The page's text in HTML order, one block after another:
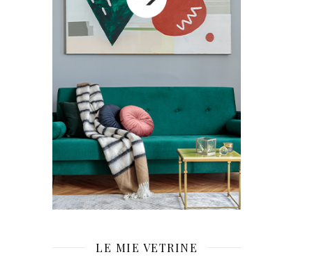
LE MIE VETRINE